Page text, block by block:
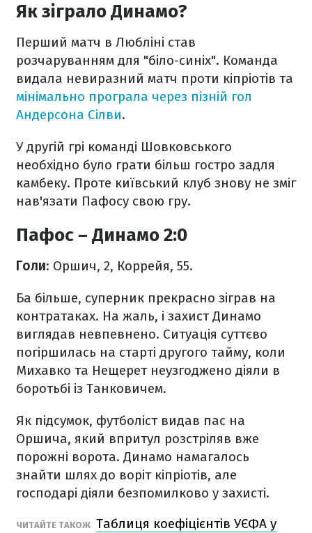
Як зіграло Динамо?
Перший матч в Любліні став
розчаруванням для "біло-синіх". Команда
видала невиразний матч проти кіпріотів та
мінімально програла через пізній гол
Андерсона Сілви.
У другій грі команді Шовковського
необхідно було грати більш гостро задля
камбеку. Проте київський клуб знову не зміг
нав'язати Пафосу свою гру.
Пафос – Динамо 2:0
Голи: Оршич, 2, Коррейя, 55.
Ба більше, суперник прекрасно зіграв на
контратаках. На жаль, і захист Динамо
виглядав невпевнено. Ситуація суттєво
погіршилась на старті другого тайму, коли
Михавко та Нещерет неузгоджено діяли в
боротьбі із Танковичем.
Як підсумок, футболіст видав пас на
Оршича, який впритул розстріляв вже
порожні ворота. Динамо намагалось
знайти шлях до воріт кіпріотів, але
господарі діяли безпомилково у захисті.
ЧИТАЙТЕ ТАКОЖ Таблиця коефіцієнтів УЄФА у